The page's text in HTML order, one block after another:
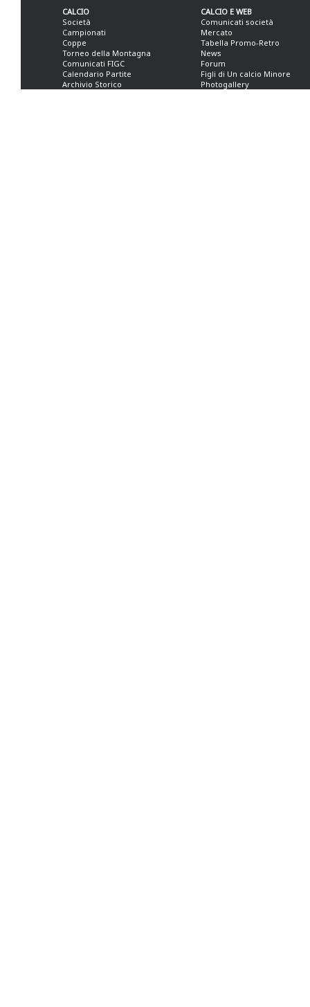
CALCIO
Società
Campionati
Coppe
Torneo della Montagna
Comunicati FIGC
Calendario Partite
Archivio Storico
CALCIO E WEB
Comunicati società
Mercato
Tabella Promo-Retro
News
Forum
Figli di Un calcio Minore
Photogallery